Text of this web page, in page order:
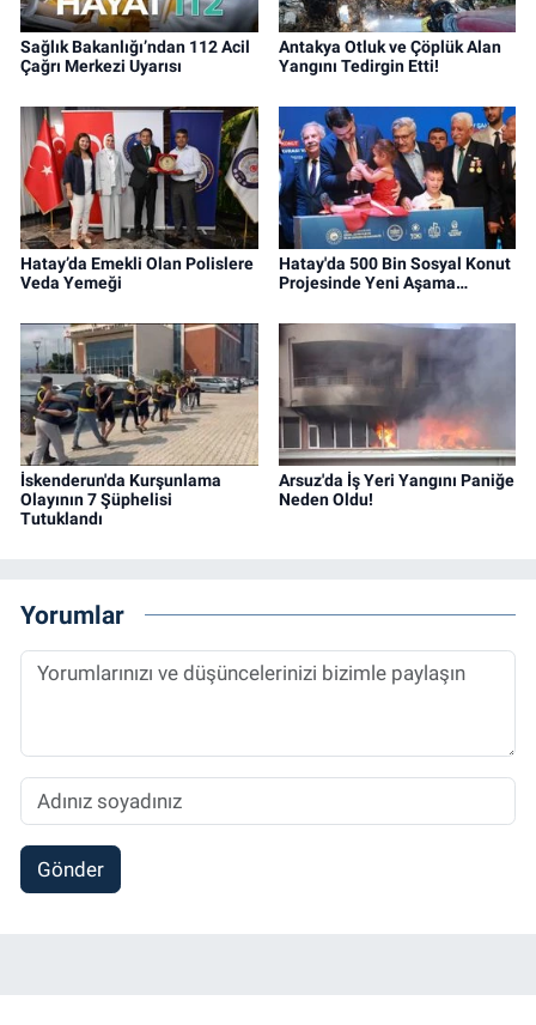
Sağlık Bakanlığı’ndan 112 Acil
Çağrı Merkezi Uyarısı
Antakya Otluk ve Çöplük Alan
Yangını Tedirgin Etti!
Hatay’da Emekli Olan Polislere
Veda Yemeği
Hatay'da 500 Bin Sosyal Konut
Projesinde Yeni Aşama…
İskenderun'da Kurşunlama
Olayının 7 Şüphelisi
Tutuklandı
Arsuz'da İş Yeri Yangını Paniğe
Neden Oldu!
Yorumlar
Gönder